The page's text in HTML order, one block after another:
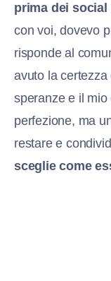
prima dei social
con voi, dovevo
risponde al
avuto la certezza
speranze e il
perfezione, ma
restare e
sceglie come